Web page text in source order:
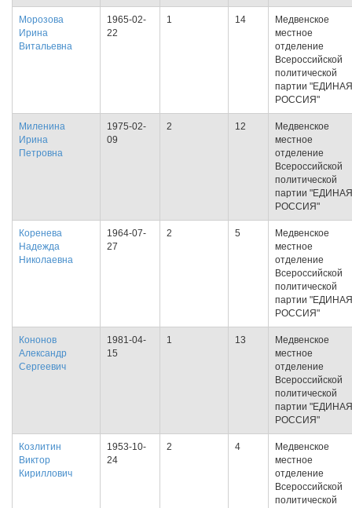
Морозова
Ирина
Витальевна
1965-02-
22
1 14
Медвенское
местное
отделение
Всероссийской
политической
партии "ЕДИНАЯ
РОССИЯ"
Миленина
Ирина
Петровна
1975-02-
09
2 12
Медвенское
местное
отделение
Всероссийской
политической
партии "ЕДИНАЯ
РОССИЯ"
Коренева
Надежда
Николаевна
1964-07-
27
2 5
Медвенское
местное
отделение
Всероссийской
политической
партии "ЕДИНАЯ
РОССИЯ"
Кононов
Александр
Сергеевич
1981-04-
15
1 13
Медвенское
местное
отделение
Всероссийской
политической
партии "ЕДИНАЯ
РОССИЯ"
Козлитин
Виктор
Кириллович
1953-10-
24
2 4
Медвенское
местное
отделение
Всероссийской
политической